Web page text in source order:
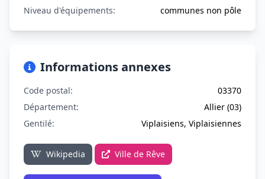
Niveau d'équipements:
communes non pôle
Informations annexes
Code postal:
03370
Département:
Allier (03)
Gentilé:
Viplaisiens, Viplaisiennes
Wikipedia Ville de Rêve